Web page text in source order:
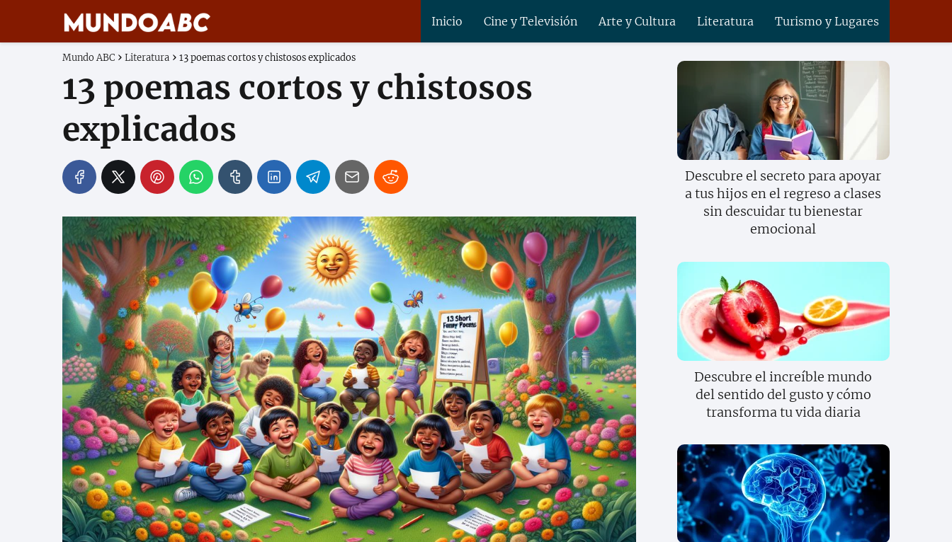
Inicio Cine y Televisión Arte y Cultura Literatura Turismo y Lugares
Mundo ABC Literatura 13 poemas cortos y chistosos explicados
13 poemas cortos y chistosos
explicados
Descubre el secreto para apoyar
a tus hijos en el regreso a clases
sin descuidar tu bienestar
emocional
Descubre el increíble mundo
del sentido del gusto y cómo
transforma tu vida diaria